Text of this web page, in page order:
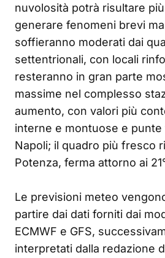
nuvolosità potrà risultare
generare fenomeni brevi
soffieranno moderati dai
settentrionali, con locali
resteranno in gran parte
massime nel complesso
aumento, con valori più
interne e montuose e punte
Napoli; il quadro più fresco
Potenza, ferma attorno ai
Le previsioni meteo
partire dai dati forniti dai
ECMWF e GFS,
interpretati dalla redazione